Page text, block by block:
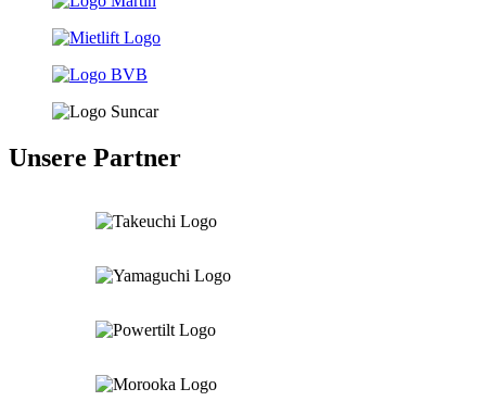
Unsere Partner